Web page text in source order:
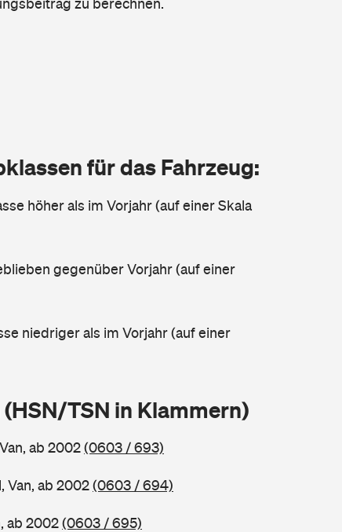
zu berechnen.
für das Fahrzeug:
höher als im Vorjahr (auf einer Skala
gegenüber Vorjahr (auf einer
niedriger als im Vorjahr (auf einer
TSN in Klammern)
ab 2002(0603 / 693)
Van, ab 2002(0603 / 694)
ab 2002(0603 / 695)